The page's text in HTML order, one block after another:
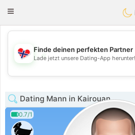
Toggle
💖
💕
Finde deinen perfekten Partner
Lade jetzt unsere Dating-App herunter!
Dating Mann in Kairouan
0.7/1